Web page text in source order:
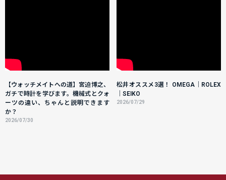
【ウォッチメイトへの道】宮迫博之、
ガチで時計を学びます。機械式とクォ
ーツの違い、ちゃんと説明できます
か？
2026/07/30
松井オススメ3選！ OMEGA｜ROLEX
｜SEIKO
2026/07/29